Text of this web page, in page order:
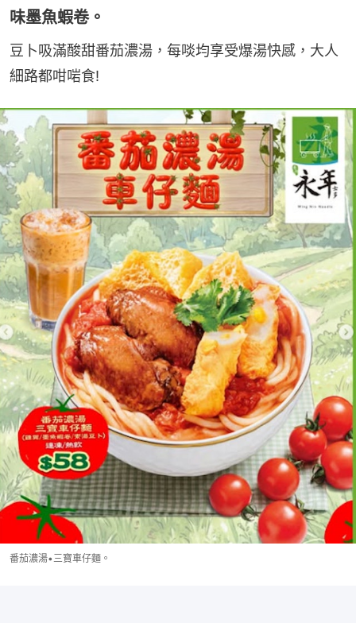
味墨魚蝦卷。
豆卜吸滿酸甜番茄濃湯，每啖均享受爆湯快感，大人
細路都咁啱食!
番茄濃湯•三寶車仔麵。